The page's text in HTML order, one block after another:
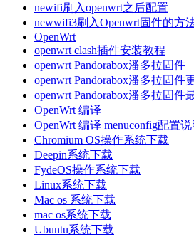
newifi刷入openwrt之后配置
newwifi3刷入Openwrt固件的方
OpenWrt
openwrt clash插件安装教程
openwrt Pandorabox潘多拉固件
openwrt Pandorabox潘多拉固件
openwrt Pandorabox潘多拉固件
OpenWrt 编译
OpenWrt 编译 menuconfig配置说
Chromium OS操作系统下载
Deepin系统下载
FydeOS操作系统下载
Linux系统下载
Mac os 系统下载
mac os系统下载
Ubuntu系统下载